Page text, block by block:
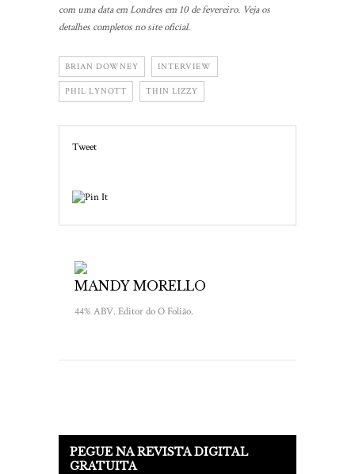
com uma data em Londres em 10 de fevereiro. Veja os
detalhes completos no site oficial.
BRIAN DOWNEY INTERVIEW
PHIL LYNOTT THIN LIZZY
Tweet
MANDY MORELLO
44% ABV. Editor do O Folião.
PEGUE NA REVISTA DIGITAL
GRATUITA